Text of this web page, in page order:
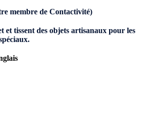
membre de Contactivité)
tissent des objets artisanaux pour les